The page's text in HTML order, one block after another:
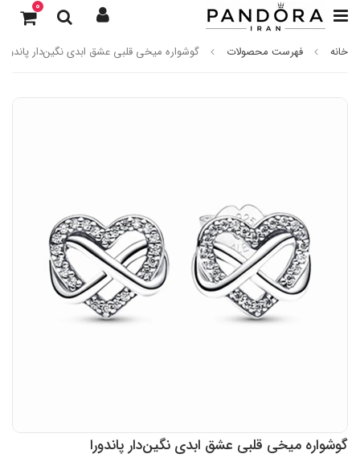
0
خانه فهرست محصولات گوشواره میخی قلبی عشق ابدی نگین‌دار پاندورا
گوشواره میخی قلبی عشق ابدی نگین‌دار پاندورا